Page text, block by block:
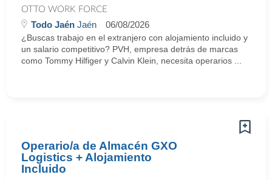
OTTO WORK FORCE
Todo Jaén Jaén 06/08/2026
¿Buscas trabajo en el extranjero con alojamiento incluido y
un salario competitivo? PVH, empresa detrás de marcas
como Tommy Hilfiger y Calvin Klein, necesita operarios ...
Operario/a de Almacén GXO
Logistics + Alojamiento
Incluido